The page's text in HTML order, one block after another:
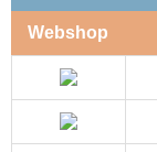
Webshop